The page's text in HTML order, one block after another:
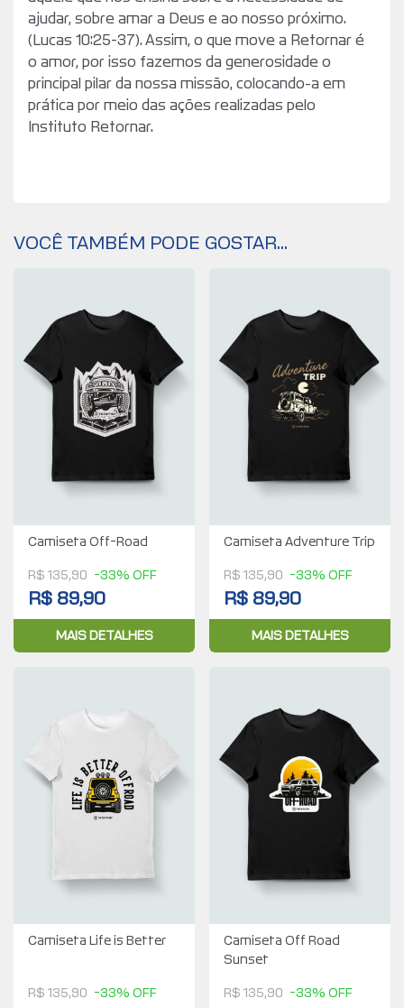
ajudar, sobre amar a Deus e ao nosso próximo.
(Lucas 10:25-37). Assim, o que move a Retornar é
o amor, por isso fazemos da generosidade o
principal pilar da nossa missão, colocando-a em
prática por meio das ações realizadas pelo
Instituto Retornar.
VOCÊ TAMBÉM PODE GOSTAR...
Camiseta Off-Road
R$ 135,90 -33% OFF
R$ 89,90
MAIS DETALHES
Camiseta Adventure Trip
R$ 135,90 -33% OFF
R$ 89,90
MAIS DETALHES
Camiseta Life is Better
R$ 135,90 -33% OFF
Camiseta Off Road
Sunset
R$ 135,90 -33% OFF